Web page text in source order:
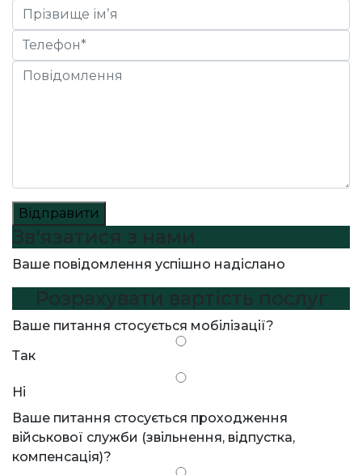
Відправити
Зв'язатися з нами
Ваше повідомлення успішно надіслано
Розрахувати вартість послуг
Ваше питання стосується мобілізації?
Так
Ні
Ваше питання стосується проходження
військової служби (звільнення, відпустка,
компенсація)?